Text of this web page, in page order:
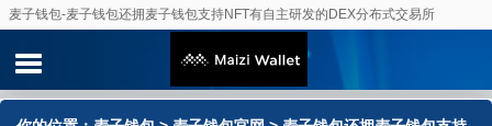
麦子钱包-麦子钱包还拥麦子钱包支持NFT有自主研发的DEX分布式交易所